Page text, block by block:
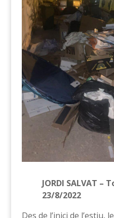
JORDI SALVAT –
23/8/2022
Des de l’inici de l’estiu,